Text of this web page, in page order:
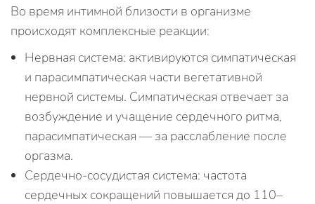
Во время интимной близости в организме
происходят комплексные реакции:
Нервная система: активируются симпатическая
и парасимпатическая части вегетативной
нервной системы. Симпатическая отвечает за
возбуждение и учащение сердечного ритма,
парасимпатическая — за расслабление после
оргазма.
Сердечно-сосудистая система: частота
сердечных сокращений повышается до 110–